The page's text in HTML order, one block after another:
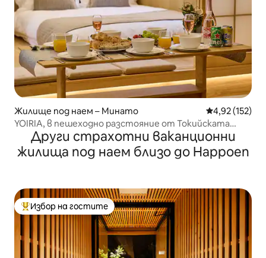
Жилище под наем – Минато Средна
4,92 (152)
YOIRIA, в пешеходно разстояние от Токийската
кула, достъп до 4 линии, близо до гарата, директни
връзки до двете летища, директни връзки до
всички туристически атракции, 2 спални, за
Други страхотни ваканционни
жилища под наем близо до Happoen
Най-популярен избор на гостите
Избор на гостите